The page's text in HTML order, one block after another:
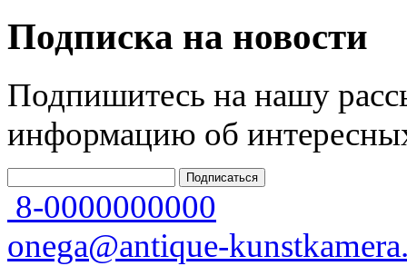
Подписка на новости
Подпишитесь на нашу
информацию об
8-0000000000
onega@antique-